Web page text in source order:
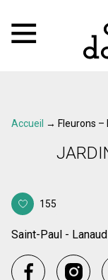
Accueil → Fleurons –
155
Saint-Paul -